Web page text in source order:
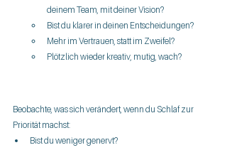
deinem Team, mit deiner Vision?
Bist du klarer in deinen Entscheidungen?
Mehr im Vertrauen, statt im Zweifel?
Plötzlich wieder kreativ, mutig, wach?
Beobachte, was sich verändert, wenn du Schlaf zur
Priorität machst:
Bist du weniger genervt?